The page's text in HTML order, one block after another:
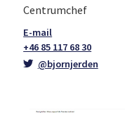
Centrumchef
+46 85 117 68 30
@bjornjerden